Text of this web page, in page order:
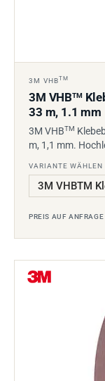
3M VHBTM
3M VHBTM
33 m, 1.1 mm
3M VHBTM
m, 1,1 mm.
VARIANTE WÄHLEN
PREIS AUF ANFRAGE